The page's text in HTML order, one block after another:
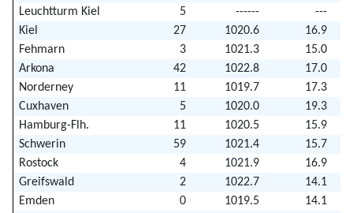
Leuchtturm Kiel
5 ------
---
Kiel
27 1020.6
16.9
Fehmarn
3 1021.3
15.0
Arkona
42 1022.8
17.0
Norderney
11 1019.7
17.3
Cuxhaven
5 1020.0
19.3
Hamburg-Flh.
11 1020.5
15.9
Schwerin
59 1021.4
15.7
Rostock
4 1021.9
16.9
Greifswald
2 1022.7
14.1
Emden
0 1019.5
14.1